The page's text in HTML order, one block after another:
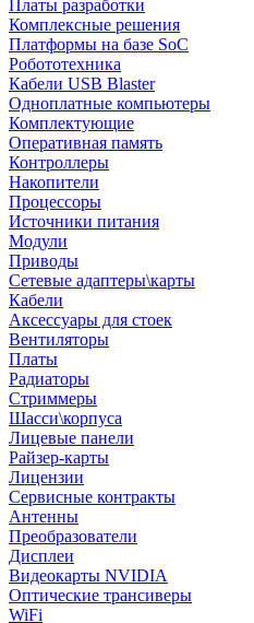
Платы разработки
Комплексные решения
Платформы на базе SoC
Робототехника
Кабели USB Blaster
Одноплатные компьютеры
Комплектующие
Оперативная память
Контроллеры
Накопители
Процессоры
Источники питания
Модули
Приводы
Сетевые адаптеры\карты
Кабели
Аксессуары для стоек
Вентиляторы
Платы
Радиаторы
Стриммеры
Шасси\корпуса
Лицевые панели
Райзер-карты
Лицензии
Сервисные контракты
Антенны
Преобразователи
Дисплеи
Видеокарты NVIDIA
Оптические трансиверы
WiFi